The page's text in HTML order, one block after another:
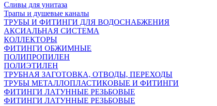
Сливы для унитаза
Трапы и душевые каналы
ТРУБЫ И ФИТИНГИ ДЛЯ ВОДОСНАБЖЕНИЯ
АКСИАЛЬНАЯ СИСТЕМА
КОЛЛЕКТОРЫ
ФИТИНГИ ОБЖИМНЫЕ
ПОЛИПРОПИЛЕН
ПОЛИЭТИЛЕН
ТРУБНАЯ ЗАГОТОВКА, ОТВОДЫ, ПЕРЕХОДЫ
ТРУБЫ МЕТАЛЛОПЛАСТИКОВЫЕ И ФИТИНГИ
ФИТИНГИ ЛАТУННЫЕ РЕЗЬБОВЫЕ
ФИТИНГИ ЛАТУННЫЕ РЕЗЬБОВЫЕ